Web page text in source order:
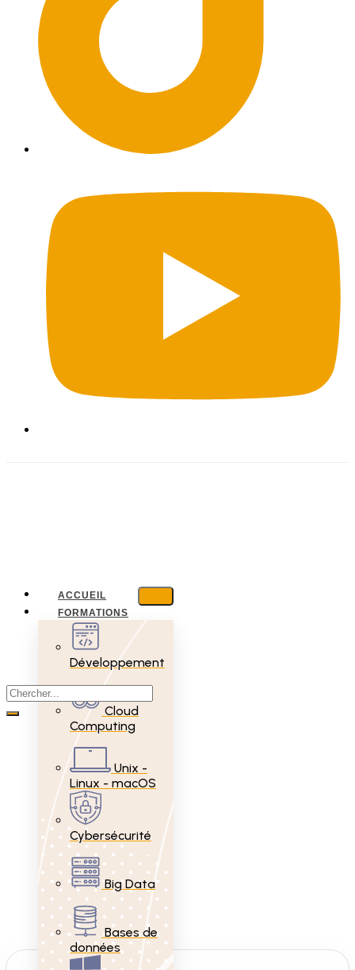
ACCUEIL
FORMATIONS
Développement
Cloud
Computing
Unix -
Linux - macOS
Cybersécurité
Big Data
Bases de
données